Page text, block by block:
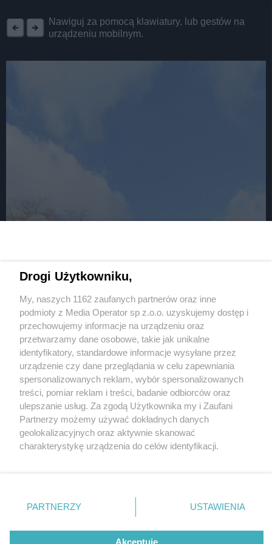
Nawiguj za pomocą klawiatury, lub gestów na
urządzeniu mobilnym.
Sportowe Walentynki w Świętochłowicach. Pary
pobiegły wokół Skałki
Wydawca mediów lokalnych
Nie zapomnij
zapoznać się z:
polityką prywatności regulamin korzystania z portali
Twojemiasto
Piekary Śląskie
Chorzów
Tarnowskie Góry
Gliwice
Skontakuj sięz nami
Kontakt
Wydawca
Redakcja
Drogi Użytkowniku,
My, naszych 1162 zaufanych partnerów oraz inne
podmioty z Media Operator sp z.o.o. uzyskujemy dostęp i
przechowujemy informacje na urządzeniu oraz
przetwarzamy dane osobowe, takie jak unikalne
identyfikatory, standardowe informacje wysyłane przez
urządzenie czy dane przeglądania w celu zapewniania
spersonalizowanych reklam, wybór spersonalizowanych
treści, pomiar reklam i treści, badanie odbiorców oraz
ulepszanie usług. Za zgodą Użytkownika my i Zaufani
Partnerzy możemy używać dokładnych danych
geolokalizacyjnych oraz aktywnie skanować
charakterystykę urządzenia do celów identyfikacji.
zmienić/wycofać klikając przycisk ustawień prywatności
znajdujący się w lewym dolnym rogu strony
rodzaje przetwarzania danych nie wymagają zgody
użytkownika, ale masz prawo sprzeciwić się takiemu
PARTNERZY USTAWIENIA
Akceptuję